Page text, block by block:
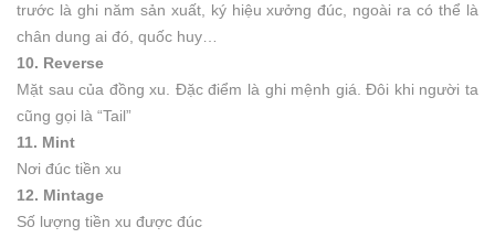
trước là ghi năm sản xuất, ký hiệu xưởng đúc, ngoài ra có thể là
chân dung ai đó, quốc huy…
10. Reverse
Mặt sau của đồng xu. Đặc điểm là ghi mệnh giá. Đôi khi người ta
cũng gọi là “Tail”
11. Mint
Nơi đúc tiền xu
12. Mintage
Số lượng tiền xu được đúc